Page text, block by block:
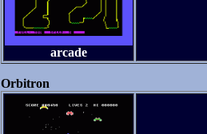
arcade
Orbitron